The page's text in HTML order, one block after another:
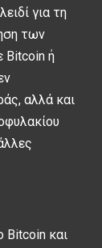
για τη
των
Bitcoin ή
αλλά και
Bitcoin και